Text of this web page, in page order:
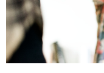
Testimoni
Klien